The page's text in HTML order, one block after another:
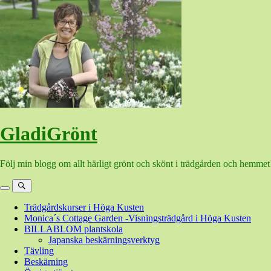
Hoppa
GladiGrönt
Följ min blogg om allt härligt grönt och skönt i trädgården och
MenySök
Trädgårdskurser i Höga Kusten
Monica´s Cottage Garden -Visningsträdgård i Höga Kusten
BILLABLOM plantskola
Japanska beskärningsverktyg
Tävling
Beskärning